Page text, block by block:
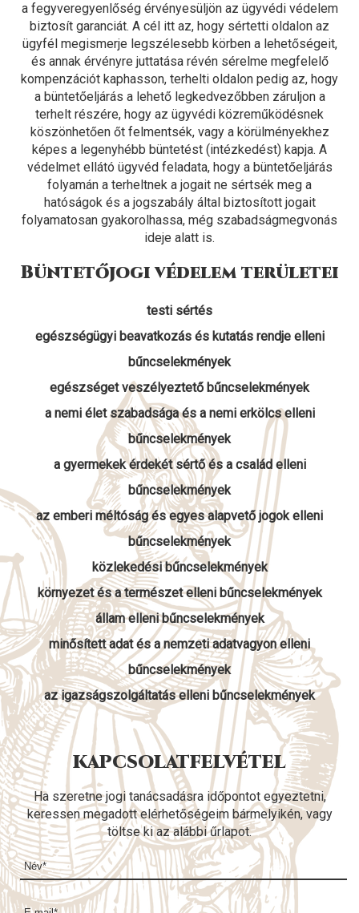
a fegyveregyenlőség érvényesüljön az ügyvédi védelem
biztosít garanciát. A cél itt az, hogy sértetti oldalon az
ügyfél megismerje legszélesebb körben a lehetőségeit,
és annak érvényre juttatása révén sérelme megfelelő
kompenzációt kaphasson, terhelti oldalon pedig az, hogy
a büntetőeljárás a lehető legkedvezőbben záruljon a
terhelt részére, hogy az ügyvédi közreműködésnek
köszönhetően őt felmentsék, vagy a körülményekhez
képes a legenyhébb büntetést (intézkedést) kapja. A
védelmet ellátó ügyvéd feladata, hogy a büntetőeljárás
folyamán a terheltnek a jogait ne sértsék meg a
hatóságok és a jogszabály által biztosított jogait
folyamatosan gyakorolhassa, még szabadságmegvonás
ideje alatt is.
Büntetőjogi védelem területei
testi sértés
egészségügyi beavatkozás és kutatás rendje elleni
bűncselekmények
egészséget veszélyeztető bűncselekmények
a nemi élet szabadsága és a nemi erkölcs elleni
bűncselekmények
a gyermekek érdekét sértő és a család elleni
bűncselekmények
az emberi méltóság és egyes alapvető jogok elleni
bűncselekmények
közlekedési bűncselekmények
környezet és a természet elleni bűncselekmények
állam elleni bűncselekmények
minősített adat és a nemzeti adatvagyon elleni
bűncselekmények
az igazságszolgáltatás elleni bűncselekmények
KAPCSOLATFELVÉTEL
Ha szeretne jogi tanácsadásra időpontot egyeztetni,
keressen megadott elérhetőségeim bármelyikén, vagy
töltse ki az alábbi űrlapot.